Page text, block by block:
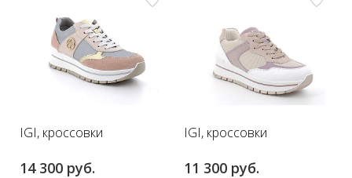
IGI, кроссовки
14 300 руб.
IGI, кроссовки
11 300 руб.